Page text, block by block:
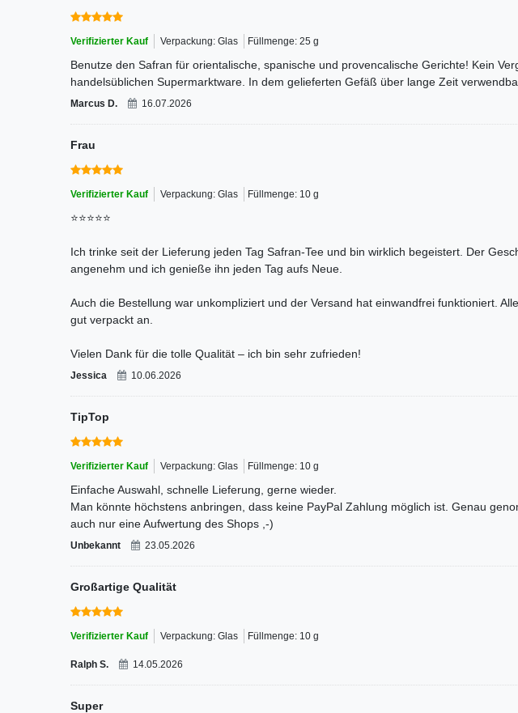
Verifizierter Kauf Verpackung: Glas Füllmenge: 25 g
Benutze den Safran für orientalische, spanische und provencalische Gerichte! Kein
handelsüblichen Supermarktware. In dem gelieferten Gefäß über lange Zeit
Marcus D. 16.07.2026
Frau
Verifizierter Kauf Verpackung: Glas Füllmenge: 10 g
⭐⭐⭐⭐⭐
Ich trinke seit der Lieferung jeden Tag Safran-Tee und bin wirklich begeistert. Der
angenehm und ich genieße ihn jeden Tag aufs Neue.
Auch die Bestellung war unkompliziert und der Versand hat einwandfrei funktioniert.
gut verpackt an.
Vielen Dank für die tolle Qualität – ich bin sehr zufrieden!
Jessica 10.06.2026
TipTop
Verifizierter Kauf Verpackung: Glas Füllmenge: 10 g
Einfache Auswahl, schnelle Lieferung, gerne wieder.
Man könnte höchstens anbringen, dass keine PayPal Zahlung möglich ist. Genau
auch nur eine Aufwertung des Shops ,-)
Unbekannt 23.05.2026
Großartige Qualität
Verifizierter Kauf Verpackung: Glas Füllmenge: 10 g
Ralph S. 14.05.2026
Super